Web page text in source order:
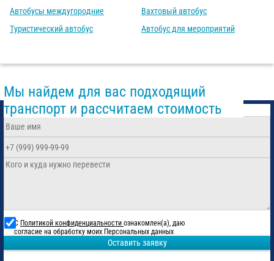
Автобусы междугородние
Туристический автобус
Вахтовый автобус
Автобус для мероприятий
Мы найдем для вас подходящий
транспорт и рассчитаем стоимость
С Политикой конфиденциальности ознакомлен(а), даю
согласие на обработку моих Персональных данных
Оставить заявку